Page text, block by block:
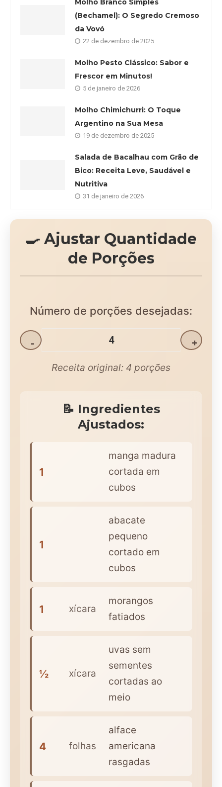
Molho Branco Simples
(Bechamel): O Segredo Cremoso
da Vovó
22 de dezembro de 2025
Molho Pesto Clássico: Sabor e
Frescor em Minutos!
5 de janeiro de 2026
Molho Chimichurri: O Toque
Argentino na Sua Mesa
19 de dezembro de 2025
Salada de Bacalhau com Grão de
Bico: Receita Leve, Saudável e
Nutritiva
31 de janeiro de 2026
🍳 Ajustar Quantidade
de Porções
Número de porções desejadas:
- +
Receita original: 4 porções
📝 Ingredientes
Ajustados:
1
manga madura
cortada em
cubos
1
abacate
pequeno
cortado em
cubos
1 xícara
morangos
fatiados
½ xícara
uvas sem
sementes
cortadas ao
meio
4 folhas
alface
americana
rasgadas